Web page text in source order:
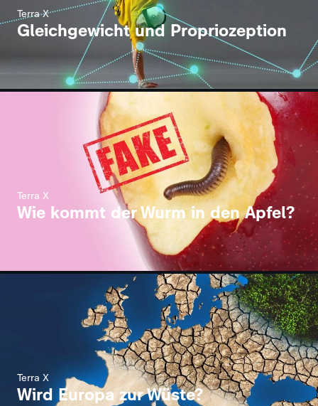
Terra X
Gleichgewicht und Propriozeption
Terra X
Wie kommt der Wurm in den Apfel?
Terra X
Wird Europa zur Wüste?